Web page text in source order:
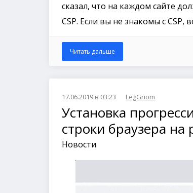
сказал, что на каждом сайте
CSP. Если вы не знакомы с
Читать дальше
17.06.2019 в 03:23 LegGnom
Установка
строки браузера на
Новости